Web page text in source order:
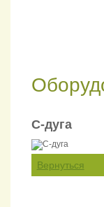
С-дуга
Вернуться